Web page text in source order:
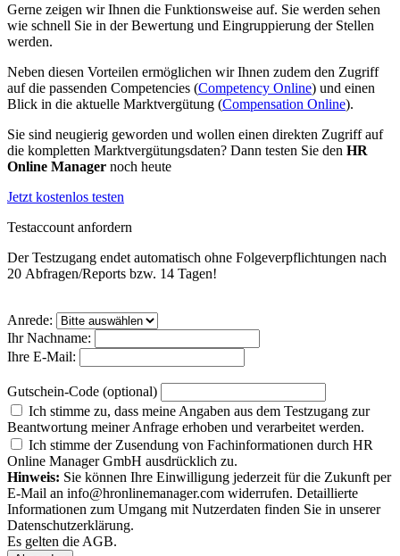
Gerne zeigen wir Ihnen die Funktionsweise auf. Sie werden sehen
wie schnell Sie in der Bewertung und Eingruppierung der Stellen
werden.
Neben diesen Vorteilen ermöglichen wir Ihnen zudem den Zugriff
auf die passenden Competencies (Competency Online) und einen
Blick in die aktuelle Marktvergütung (Compensation Online).
Sie sind neugierig geworden und wollen einen direkten Zugriff auf
die kompletten Marktvergütungsdaten? Dann testen Sie den HR
Online Manager noch heute
Jetzt kostenlos testen
Testaccount anfordern
Der Testzugang endet auto­matisch ohne Folge­verpflich­tungen nach
20 Abfragen/Reports bzw. 14 Tagen!
Anrede:
Ihr Nachname:
Ihre E-Mail:
Gutschein-Code (optional)
Ich stimme zu, dass meine Angaben aus dem Testzugang zur
Beantwortung meiner Anfrage erhoben und verarbeitet werden.
Ich stimme der Zusendung von Fachinformationen durch HR
Online Manager GmbH ausdrücklich zu.
Hinweis: Sie können Ihre Einwilligung jederzeit für die Zukunft per
E-Mail an info@hronlinemanager.com widerrufen. Detaillierte
Informationen zum Umgang mit Nutzerdaten finden Sie in unserer
Datenschutzerklärung.
Es gelten die AGB.